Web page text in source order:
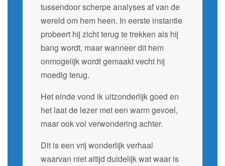
tussendoor scherpe analyses af van de
wereld om hem heen. In eerste instantie
probeert hij zicht terug te trekken als hij
bang wordt, maar wanneer dit hem
onmogelijk wordt gemaakt vecht hij
moedig terug.
Het einde vond ik uitzonderlijk goed en
het laat de lezer met een warm gevoel,
maar ook vol verwondering achter.
Dit is een vrij wonderlijk verhaal
waarvan niet altijd duidelijk wat waar is